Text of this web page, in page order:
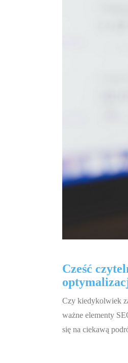
Cześć
Czy kiedykolwiek
ważne elementy
się na ciekawą